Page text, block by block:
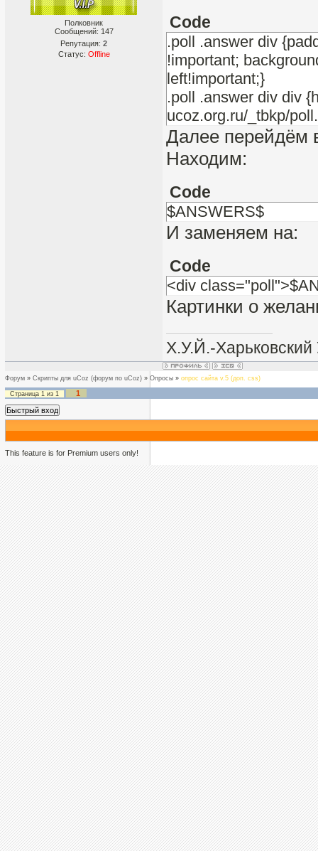
Полковник
Сообщений: 147
Репутация: 2
Статус: Offline
Code
.poll .answer div
!important;
left!important;}
.poll .answer div div
ucoz.org.ru/_tbkp/
Далее перейдём
Находим:
Code
$ANSWERS$
И заменяем на:
Code
<div
Картинки о
Х.У.Й.-
Форум » Скрипты для uCoz (форум по uCoz) » Опросы » опрос сайта v.5 (доп. css)
Страница 1 из 1 1
This feature is for Premium users only!